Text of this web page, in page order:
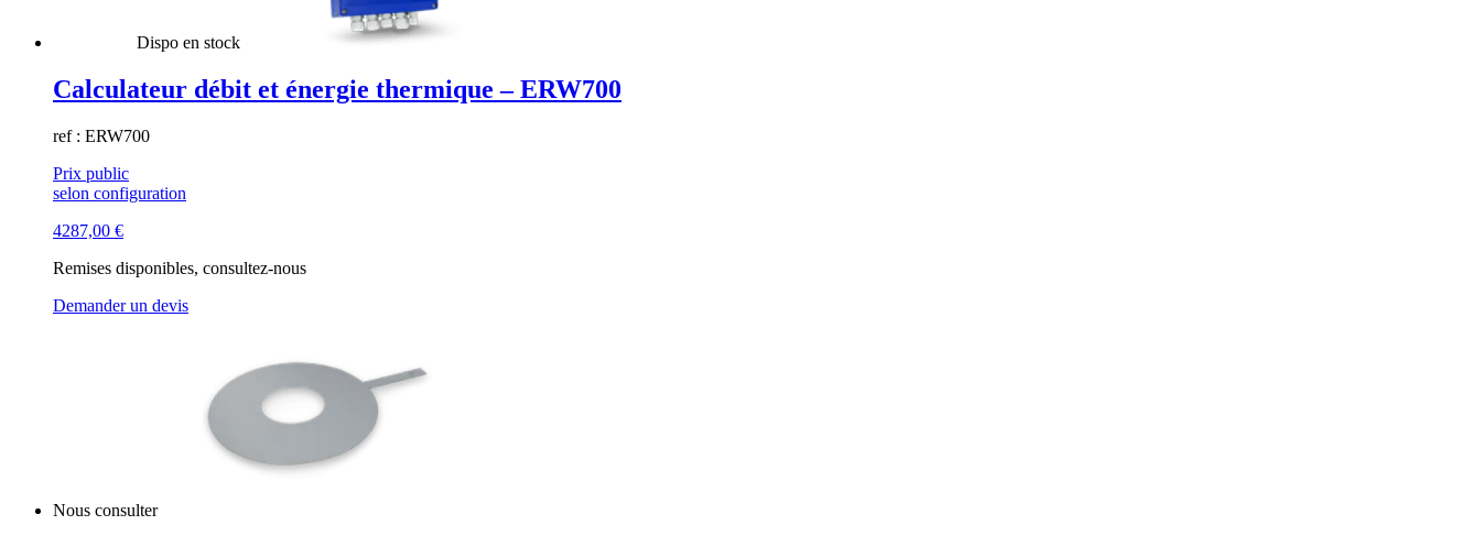
Dispo en stock
Calculateur débit et énergie thermique – ERW700
ref : ERW700
Prix public
selon configuration
4287,00 €
Remises disponibles, consultez-nous
Demander un devis
Nous consulter